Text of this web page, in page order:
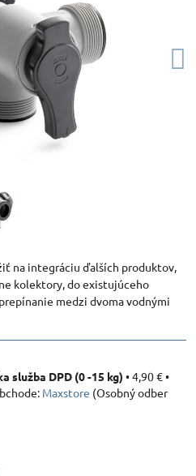
na integráciu ďalších produktov,
kolektory, do existujúceho
medzi dvoma vodnými
služba DPD (0 -15 kg) •4,90 €•
Maxstore (Osobný odber